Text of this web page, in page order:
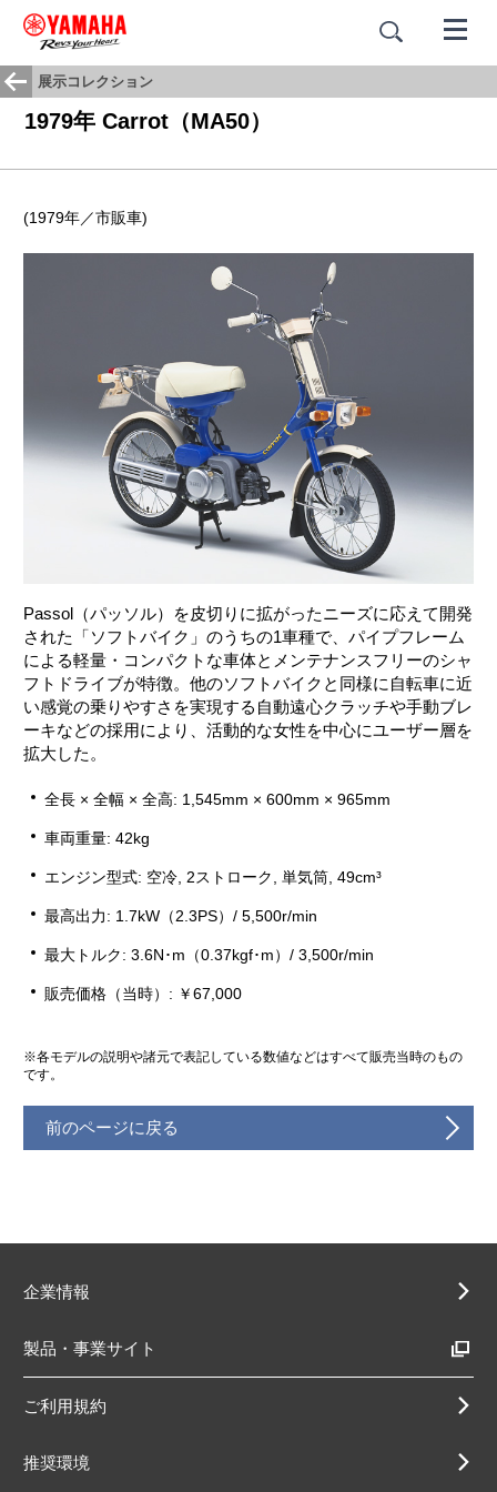
展示コレクション
1979年 Carrot（MA50）
(1979年／市販車)
Passol（パッソル）を皮切りに拡がったニーズに応えて開発
された「ソフトバイク」のうちの1車種で、パイプフレーム
による軽量・コンパクトな車体とメンテナンスフリーのシャ
フトドライブが特徴。他のソフトバイクと同様に自転車に近
い感覚の乗りやすさを実現する自動遠心クラッチや手動ブレ
ーキなどの採用により、活動的な女性を中心にユーザー層を
拡大した。
全長 × 全幅 × 全高: 1,545mm × 600mm × 965mm
車両重量: 42kg
エンジン型式: 空冷, 2ストローク, 単気筒, 49cm³
最高出力: 1.7kW（2.3PS）/ 5,500r/min
最大トルク: 3.6N･m（0.37kgf･m）/ 3,500r/min
販売価格（当時）: ￥67,000
※各モデルの説明や諸元で表記している数値などはすべて販売当時のもの
です。
前のページに戻る
企業情報
製品・事業サイト
ご利用規約
推奨環境